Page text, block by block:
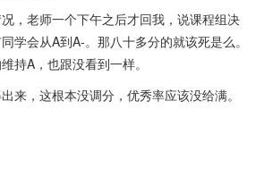
，老师一个下午之后才回我，说课程组决
学会从A到A-。那八十多分的就该死是么。
持A，也跟没看到一样。
来，这根本没调分，优秀率应该没给满。